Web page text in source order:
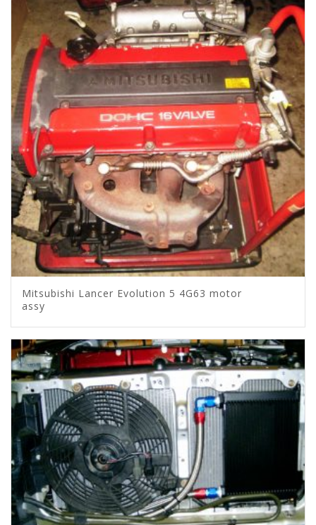
Mitsubishi Lancer Evolution 5 4G63 motor
assy